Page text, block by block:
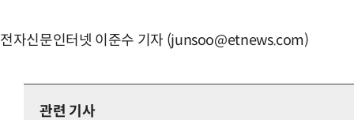
전자신문인터넷 이준수 기자 (junsoo@etnews.com)
관련 기사